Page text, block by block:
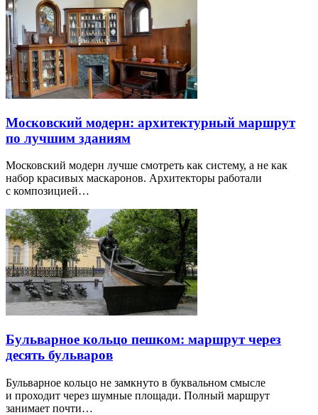
Московский модерн: архитектурный маршрут
по лучшим зданиям
Московский модерн лучше смотреть как систему, а не как
набор красивых маскаронов. Архитекторы работали
с композицией…
Бульварное кольцо пешком: маршрут через
десять бульваров
Бульварное кольцо не замкнуто в буквальном смысле
и проходит через шумные площади. Полный маршрут
занимает почти…